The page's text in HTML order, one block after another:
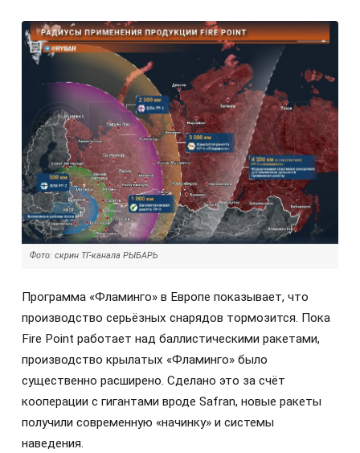
Фото: скрин ТГ-канала РЫБАРЬ
Программа «Фламинго» в Европе показывает, что
производство серьёзных снарядов тормозится. Пока
Fire Point работает над баллистическими ракетами,
производство крылатых «Фламинго» было
существенно расширено. Сделано это за счёт
кооперации с гигантами вроде Safran, новые ракеты
получили современную «начинку» и системы
наведения.